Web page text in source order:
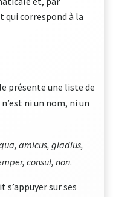
correspond à la
présente une liste de
ni un nom, ni un
amicus, gladius,
consul, non.
s’appuyer sur ses